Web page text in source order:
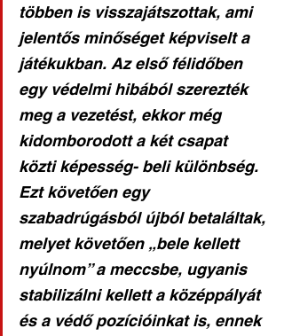
többen is visszajátszottak, ami
jelentős minőséget képviselt a
játékukban. Az első félidőben
egy védelmi hibából szerezték
meg a vezetést, ekkor még
kidomborodott a két csapat
közti képesség- beli különbség.
Ezt követően egy
szabadrúgásból újból betaláltak,
melyet követően „bele kellett
nyúlnom” a meccsbe, ugyanis
stabilizálni kellett a középpályát
és a védő pozícióinkat is, ennek